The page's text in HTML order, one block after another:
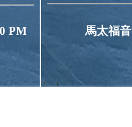
PM 馬太福音